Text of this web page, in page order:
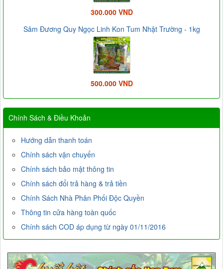
300.000 VND
Sâm Đương Quy Ngọc Linh Kon Tum Nhật Trường - 1kg
500.000 VND
Chính Sách & Điều Khoản
Hướng dẫn thanh toán
Chính sách vận chuyển
Chính sách bảo mật thông tin
Chính sách đổi trả hàng & trả tiền
Chính Sách Nhà Phân Phối Độc Quyền
Thông tin cửa hàng toàn quốc
Chính sách COD áp dụng từ ngày 01/11/2016